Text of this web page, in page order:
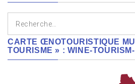
CARTE ŒNOTOURISTIQUE
TOURISME » : WINE-